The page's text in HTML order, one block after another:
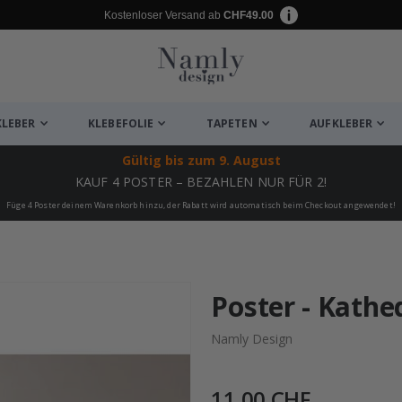
Kostenloser Versand ab CHF49.00
KLEBEFOLIE TAPETEN AUFKLEBER
Gültig bis zum 9. August
KAUF 4 POSTER – BEZAHLEN NUR FÜR 2!
Füge 4 Poster deinem Warenkorb hinzu, der Rabatt wird automatisch beim Checkout angewendet!
Poster -
Namly Design